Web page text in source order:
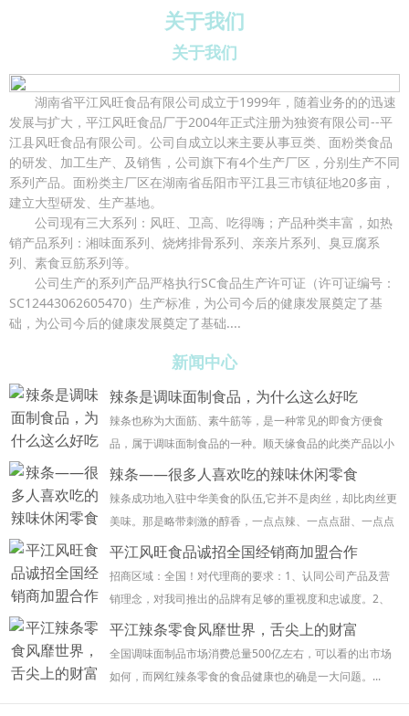
关于我们
关于我们
湖南省平江风旺食品有限公司成立于1999年，随着业务的的迅速
发展与扩大，平江风旺食品厂于2004年正式注册为独资有限公司--平
江县风旺食品有限公司。公司自成立以来主要从事豆类、面粉类食品
的研发、加工生产、及销售，公司旗下有4个生产厂区，分别生产不同
系列产品。面粉类主厂区在湖南省岳阳市平江县三市镇征地20多亩，
建立大型研发、生产基地。
公司现有三大系列：风旺、卫高、吃得嗨；产品种类丰富，如热
销产品系列：湘味面系列、烧烤排骨系列、亲亲片系列、臭豆腐系
列、素食豆筋系列等。
公司生产的系列产品严格执行SC食品生产许可证（许可证编号：
SC12443062605470）生产标准，为公司今后的健康发展奠定了基
础， 为公司今后的健康发展奠定了基础....
新闻中心
辣条是调味面制食品，为什么这么好吃
辣条也称为大面筋、素牛筋等，是一种常见的即食方便食
品，属于调味面制食品的一种。顺天缘食品的此类产品以小
麦粉或其他谷物粉类为主要原料，添加食盐、食品添加剂、
辣条——很多人喜欢吃的辣味休闲零食
辣条成功地入驻中华美食的队伍,它并不是肉丝，却比肉丝更
美味。那是略带刺激的醇香，一点点辣、一点点甜、一点点
咸，一点点香，散发出诱人的气味，咬一口，劲道十足，辣
平江风旺食品诚招全国经销商加盟合作
招商区域：全国！对代理商的要求：1、认同公司产品及营
销理念，对我司推出的品牌有足够的重视度和忠诚度。2、
有强烈的合作意愿，具有同我公司共同进步，能够把公司产
平江辣条零食风靡世界，舌尖上的财富
全国调味面制品市场消费总量500亿左右，可以看的出市场
如何，而网红辣条零食的食品健康也的确是一大问题。...